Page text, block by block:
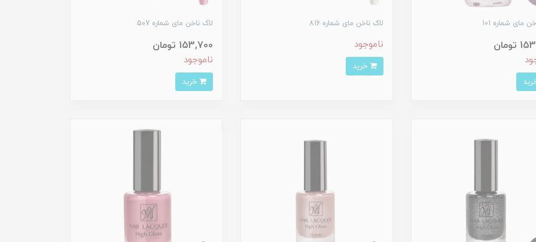
مای شماره 101 لاک ناخن مای شماره 816
ناموجود
خرید
لاک ناخن مای شماره 507
153,700 تومان
ناموجود
خرید